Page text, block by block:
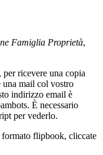
Famiglia Proprietà,
ricevere una copia
una mail col vostro
indirizzo email è
È necessario
per vederlo.
flipbook, cliccate